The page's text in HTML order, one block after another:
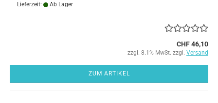
Lieferzeit:
Ab Lager
CHF 46,10
zzgl. 8.1% MwSt. zzgl. Versand
ZUM ARTIKEL